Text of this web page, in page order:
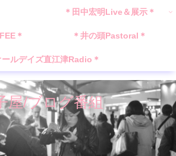
屋/ブログ番組
＊田中宏明Live＆展示＊
＊ ＊井の頭Pastoral＊
ールデイズ直江津Radio＊